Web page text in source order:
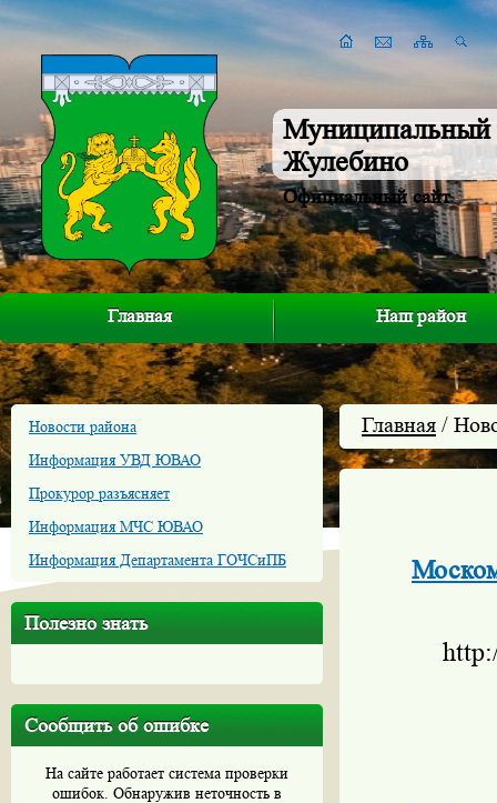
Муниципальный
Жулебино
Официальный сайт
Главная Наш район
Новости района
Информация УВД ЮВАО
Прокурор разъясняет
Информация МЧС ЮВАО
Информация Департамента ГОЧСиПБ
Полезно знать
Сообщить об ошибке
На сайте работает система проверки
ошибок. Обнаружив неточность в
Главная /